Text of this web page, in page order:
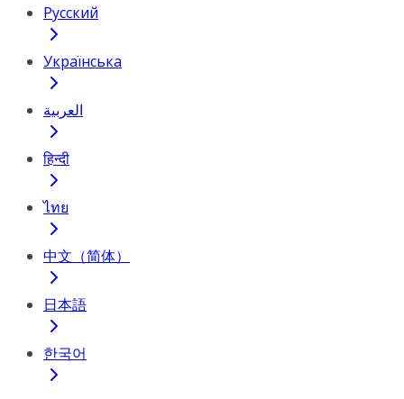
Русский
Українська
العربية
हिन्दी
ไทย
中文（简体）
日本語
한국어